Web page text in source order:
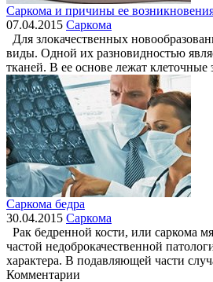
Саркома и причины ее
07.04.2015 Саркома
Для злокачественных
виды. Одной их разновидностью
тканей. В ее основе лежат клеточные
Саркома бедра
30.04.2015 Саркома
Рак бедренной кости, или саркома
частой недоброкачественной
характера. В подавляющей части
Комментарии